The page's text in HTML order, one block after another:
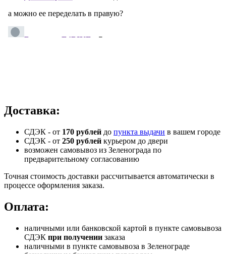
Доставка:
СДЭК - от 170 рублей до пункта выдачи в вашем городе
СДЭК - от 250 рублей курьером до двери
возможен самовывоз из Зеленограда по
предварительному согласованию
Точная стоимость доставки рассчитывается автоматически в
процессе оформления заказа.
Оплата:
наличными или банковской картой в пункте самовывоза
СДЭК при получении заказа
наличными в пункте самовывоза в Зеленограде